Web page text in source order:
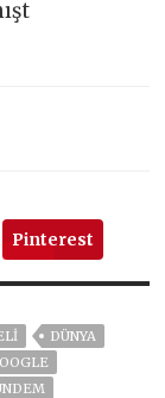
Pinterest
DÜNYA